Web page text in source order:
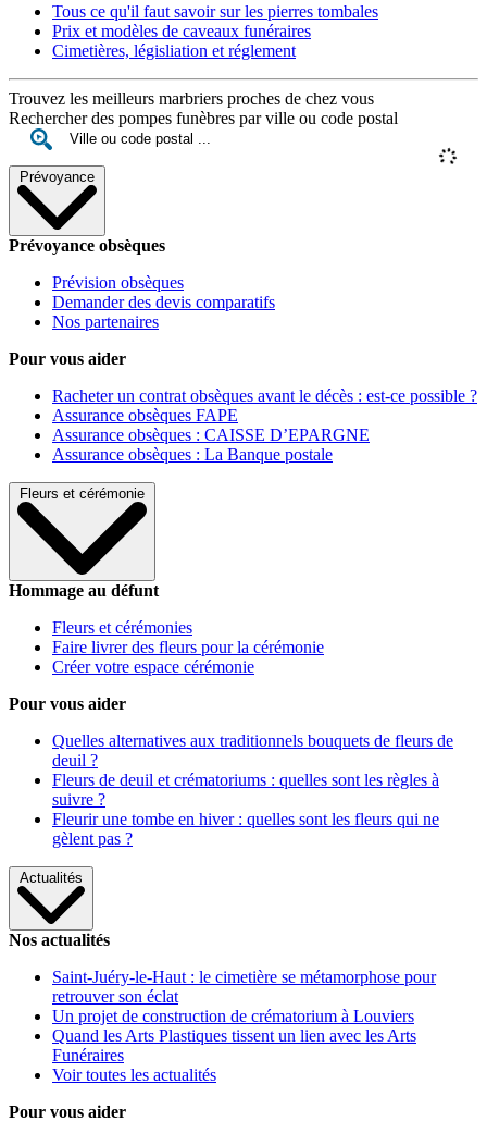
Tous ce qu'il faut savoir sur les pierres tombales
Prix et modèles de caveaux funéraires
Cimetières, législiation et réglement
Trouvez les meilleurs marbriers proches de chez vous
Rechercher des pompes funèbres par ville ou code postal
Prévoyance
Prévoyance obsèques
Prévision obsèques
Demander des devis comparatifs
Nos partenaires
Pour vous aider
Racheter un contrat obsèques avant le décès : est-ce possible ?
Assurance obsèques FAPE
Assurance obsèques : CAISSE D’EPARGNE
Assurance obsèques : La Banque postale
Fleurs et cérémonie
Hommage au défunt
Fleurs et cérémonies
Faire livrer des fleurs pour la cérémonie
Créer votre espace cérémonie
Pour vous aider
Quelles alternatives aux traditionnels bouquets de fleurs de
deuil ?
Fleurs de deuil et crématoriums : quelles sont les règles à
suivre ?
Fleurir une tombe en hiver : quelles sont les fleurs qui ne
gèlent pas ?
Actualités
Nos actualités
Saint-Juéry-le-Haut : le cimetière se métamorphose pour
retrouver son éclat
Un projet de construction de crématorium à Louviers
Quand les Arts Plastiques tissent un lien avec les Arts
Funéraires
Voir toutes les actualités
Pour vous aider